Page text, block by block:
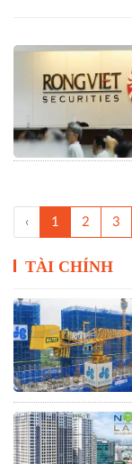
‹ 1 2 3
TÀI CHÍNH